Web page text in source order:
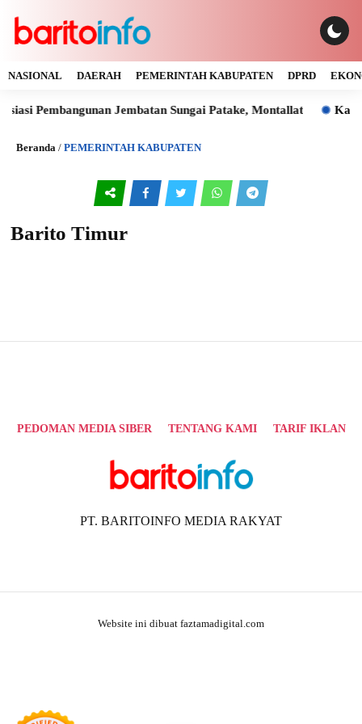
NASIONAL DAERAH PEMERINTAH KABUPATEN DPRD
Pembangunan Jembatan Sungai Patake, Montallat Kaya
Beranda / PEMERINTAH KABUPATEN
Barito Timur
PEDOMAN MEDIA SIBER TENTANG KAMI TARIF IKLAN
PT. BARITOINFO MEDIA RAKYAT
Website ini dibuat faztamadigital.com